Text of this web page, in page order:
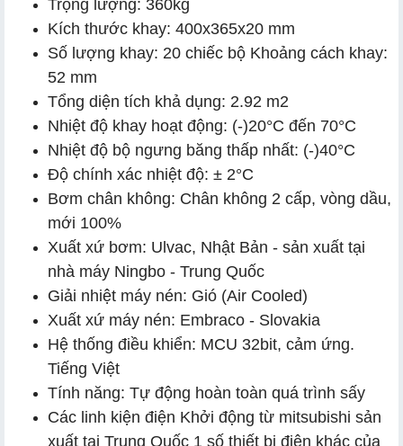
Trọng lượng: 360kg
Kích thước khay: 400x365x20 mm
Số lượng khay: 20 chiếc bộ Khoảng cách khay:
52 mm
Tổng diện tích khả dụng: 2.92 m2
Nhiệt độ khay hoạt động: (-)20°C đến 70°C
Nhiệt độ bộ ngưng băng thấp nhất: (-)40°C
Độ chính xác nhiệt độ: ± 2°C
Bơm chân không: Chân không 2 cấp, vòng dầu,
mới 100%
Xuất xứ bơm: Ulvac, Nhật Bản - sản xuất tại
nhà máy Ningbo - Trung Quốc
Giải nhiệt máy nén: Gió (Air Cooled)
Xuất xứ máy nén: Embraco - Slovakia
Hệ thống điều khiển: MCU 32bit, cảm ứng.
Tiếng Việt
Tính năng: Tự động hoàn toàn quá trình sấy
Các linh kiện điện Khởi động từ mitsubishi sản
xuất tại Trung Quốc 1 số thiết bị điện khác của